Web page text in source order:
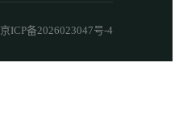
京ICP备2026023047号-4